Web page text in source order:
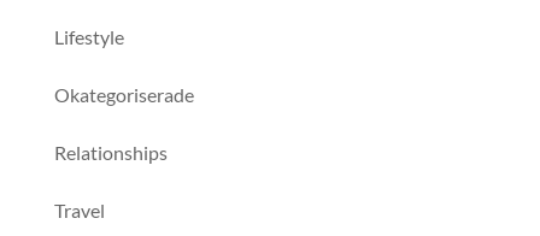
Lifestyle
Okategoriserade
Relationships
Travel